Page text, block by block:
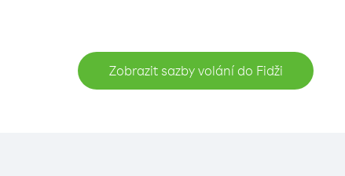
Zobrazit sazby volání do Fidži